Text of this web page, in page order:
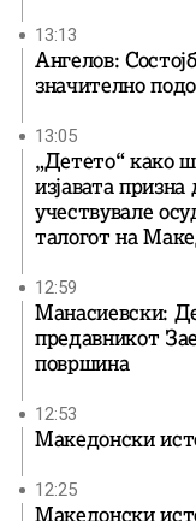
13:13
Ангелов:
значително
13:05
„Детето“ како
изјавата
учествувале
талогот на
12:59
Манасиевски:
предавникот
површина
12:53
Македонски
12:25
Македонски